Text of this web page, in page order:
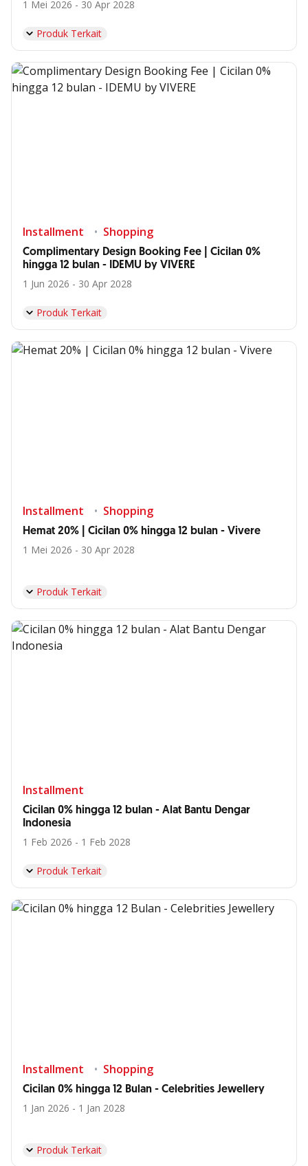
1 Mei 2026 - 30 Apr 2028
Produk Terkait
Installment Shopping
Complimentary Design Booking Fee | Cicilan 0%
hingga 12 bulan - IDEMU by VIVERE
1 Jun 2026 - 30 Apr 2028
Produk Terkait
Installment Shopping
Hemat 20% | Cicilan 0% hingga 12 bulan - Vivere
1 Mei 2026 - 30 Apr 2028
Produk Terkait
Installment
Cicilan 0% hingga 12 bulan - Alat Bantu Dengar
Indonesia
1 Feb 2026 - 1 Feb 2028
Produk Terkait
Installment Shopping
Cicilan 0% hingga 12 Bulan - Celebrities Jewellery
1 Jan 2026 - 1 Jan 2028
Produk Terkait